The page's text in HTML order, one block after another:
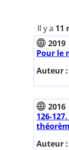
Il y a 11
2019
Pour le
Auteur :
2016
126-
Auteur :